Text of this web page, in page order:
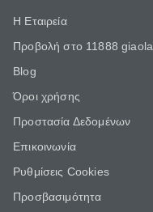
Η Εταιρεία
Προβολή στο 11888 giaola
Blog
Όροι χρήσης
Προστασία Δεδομένων
Επικοινωνία
Ρυθμίσεις Cookies
Προσβασιμότητα